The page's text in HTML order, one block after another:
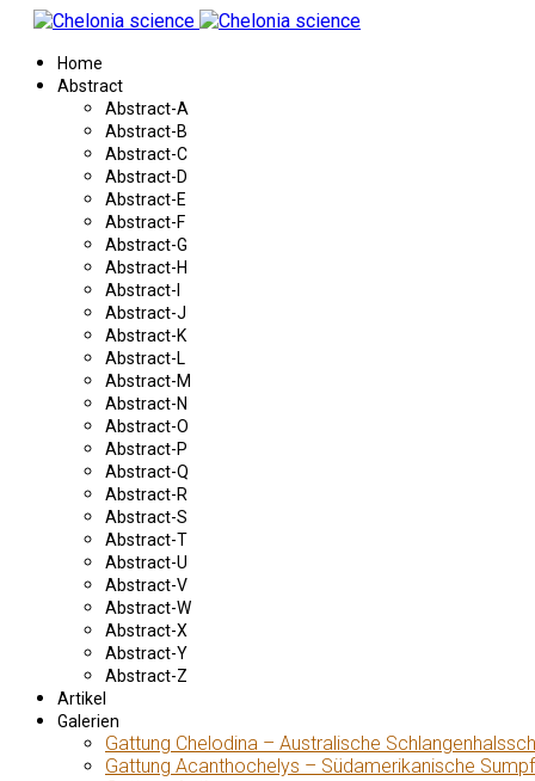
Home
Abstract
Abstract-A
Abstract-B
Abstract-C
Abstract-D
Abstract-E
Abstract-F
Abstract-G
Abstract-H
Abstract-I
Abstract-J
Abstract-K
Abstract-L
Abstract-M
Abstract-N
Abstract-O
Abstract-P
Abstract-Q
Abstract-R
Abstract-S
Abstract-T
Abstract-U
Abstract-V
Abstract-W
Abstract-X
Abstract-Y
Abstract-Z
Artikel
Galerien
Gattung Chelodina – Australische
Gattung Acanthochelys – Südamerikanische